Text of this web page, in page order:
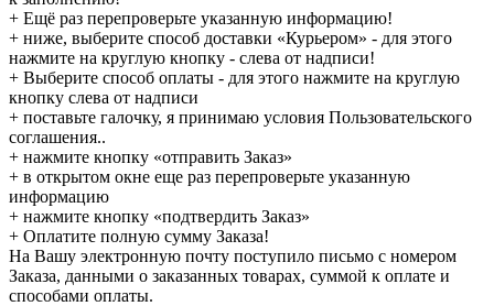
+ Ещё раз перепроверьте указанную информацию!
+ ниже, выберите способ доставки «Курьером» - для этого
нажмите на круглую кнопку - слева от надписи!
+ Выберите способ оплаты - для этого нажмите на круглую
кнопку слева от надписи
+ поставьте галочку, я принимаю условия Пользовательского
соглашения..
+ нажмите кнопку «отправить Заказ»
+ в открытом окне еще раз перепроверьте указанную
информацию
+ нажмите кнопку «подтвердить Заказ»
+ Оплатите полную сумму Заказа!
На Вашу электронную почту поступило письмо с номером
Заказа, данными о заказанных товарах, суммой к оплате и
способами оплаты.